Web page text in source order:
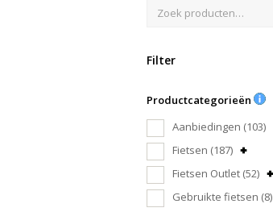
Filter
Productcategorieën
Aanbiedingen (103)
Fietsen (187)
Fietsen Outlet (52)
Gebruikte fietsen (8)